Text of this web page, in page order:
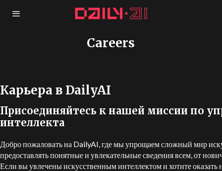
Careers
Карьера в DailyAI
Присоединяйтесь к нашей миссии по
интеллекта
Добро пожаловать на DailyAI, где мы упрощаем сложный мир
предоставлять понятные и увлекательные сведения всем, от
Если вы увлечены искусственным интеллектом и хотите